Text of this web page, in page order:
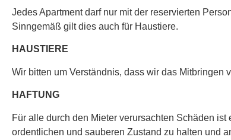
Jedes Apartment darf nur mit der reservierten
Sinngemäß gilt dies auch für Haustiere.
HAUSTIERE
Wir bitten um Verständnis, dass wir das Mitbringen
HAFTUNG
Für alle durch den Mieter verursachten Schäden
ordentlichen und sauberen Zustand zu halten und